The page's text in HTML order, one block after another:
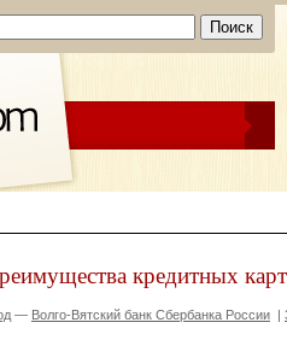
кредитных
— Волго-Вятский банк Сбербанка России |